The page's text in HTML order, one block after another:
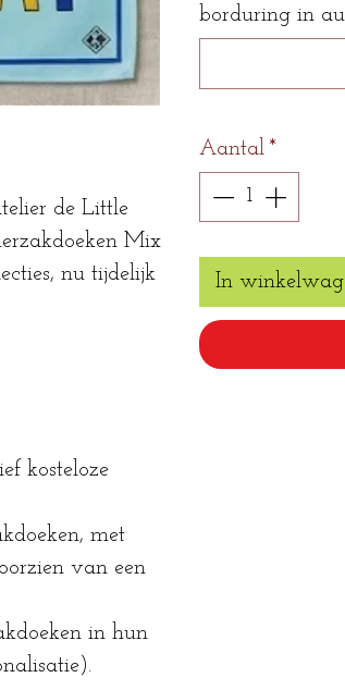
de Little
Mix
nu tijdelijk
kosteloze
met
van een
in hun
borduring in
Aantal *
In